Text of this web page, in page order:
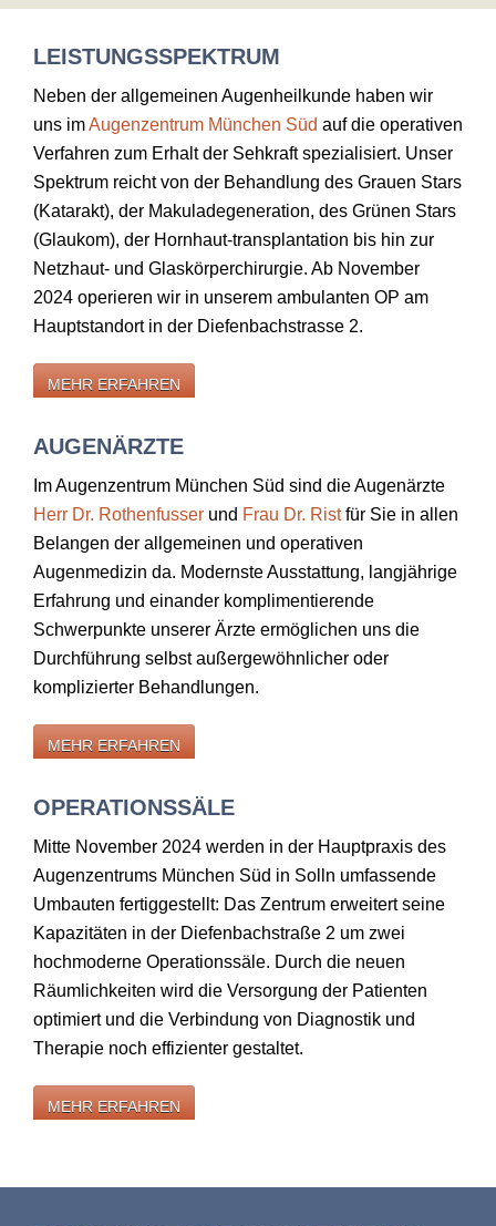
LEISTUNGSSPEKTRUM
Neben der allgemeinen Augenheilkunde haben wir
uns imAugenzentrum München Süd auf die operativen
Verfahren zum Erhalt der Sehkraft spezialisiert. Unser
Spektrum reicht von der Behandlung des Grauen Stars
(Katarakt), der Makuladegeneration, des Grünen Stars
(Glaukom), der Hornhaut-transplantation bis hin zur
Netzhaut- und Glaskörperchirurgie. Ab November
2024 operieren wir in unserem ambulanten OP am
Hauptstandort in der Diefenbachstrasse 2.
MEHR ERFAHREN
AUGENÄRZTE
Im Augenzentrum München Süd sind die Augenärzte
Herr Dr. Rothenfusser und Frau Dr. Ristfür Sie in allen
Belangen der allgemeinen und operativen
Augenmedizin da. Modernste Ausstattung, langjährige
Erfahrung und einander komplimentierende
Schwerpunkte unserer Ärzte ermöglichen uns die
Durchführung selbst außergewöhnlicher oder
komplizierter Behandlungen.
MEHR ERFAHREN
OPERATIONSSÄLE
Mitte November 2024 werden in der Hauptpraxis des
Augenzentrums München Süd in Solln umfassende
Umbauten fertiggestellt: Das Zentrum erweitert seine
Kapazitäten in der Diefenbachstraße 2 um zwei
hochmoderne Operationssäle. Durch die neuen
Räumlichkeiten wird die Versorgung der Patienten
optimiert und die Verbindung von Diagnostik und
Therapie noch effizienter gestaltet.
MEHR ERFAHREN